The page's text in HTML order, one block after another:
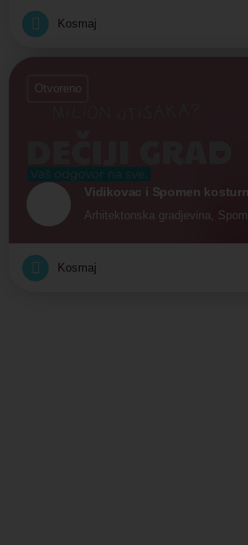
Kosmaj
Vidikovac i Spomen
Arhitektonska gradjevina,
Otvoreno
Kosmaj